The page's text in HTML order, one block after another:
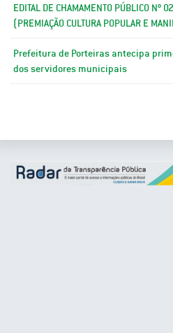
EDITAL DE CHAMAMENTO PÚBLICO Nº
(PREMIAÇÃO CULTURA POPULAR E
Prefeitura de Porteiras antecipa
dos servidores municipais